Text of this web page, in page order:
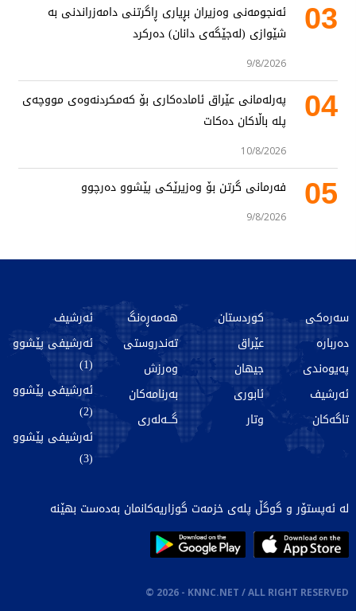
03
ئەنجومەنی وەزیران بڕیاری ڕاگرتنی دامەزراندنی بە
شێوازی (لەجێگەی دانان) دەرکرد
9/8/2026
04
پەرلەمانی عێراق ئامادەکاری بۆ کەمکردنەوەی مووچەی
پلە باڵاکان دەکات
10/8/2026
05 فەرمانی گرتن بۆ وەزیرێکی پێشوو دەرچوو
9/8/2026
سەرەکی
دەربارە
پەیوەندی
ئەرشیف
تاگەکان
کوردستان
عێراق
جیهان
ئابوری
وتار
هەمەڕەنگ
تەندروستی
وەرزش
بەرنامەکان
گـــەلەری
ئەرشیف
ئەرشیفی پێشوو
(1)
ئەرشیفی پێشوو
(2)
ئەرشیفی پێشوو
(3)
لە ئەپستۆر و گوگڵ پلەی خزمەت گوزاریەکانمان بەدەست بهێنە
© 2026 - KNNC.NET / ALL RIGHT RESERVED